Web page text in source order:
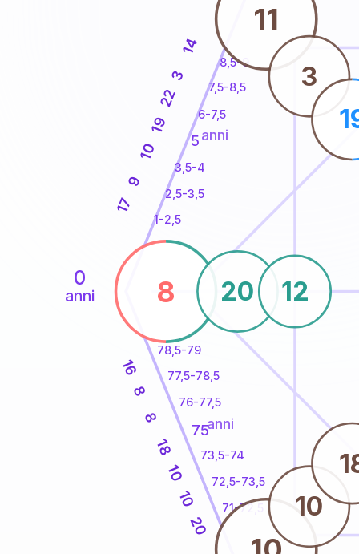
0
anni
1-2,5
2,5-3,5
3,5-4
6-7,5
7,5-8,5
8,5-9
71-72,5
72,5-73,5
73,5-74
76-77,5
77,5-78,5
78,5-79
17
9
10
19
22
3
14
20
10
10
18
8
8
16
8
11
20 12
3
10
5anni
75anni